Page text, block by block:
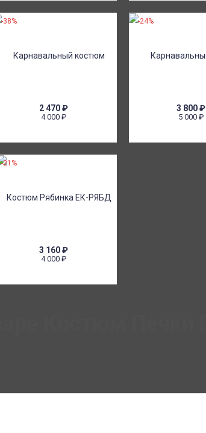
2 470₽
4 000₽
-38%
3 800₽
5 000 ₽
-24%
3 160₽
4 000₽
-21%